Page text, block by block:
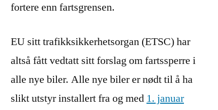
fortere enn fartsgrensen.
EU sitt trafikksikkerhetsorgan (ETSC) har
altså fått vedtatt sitt forslag om fartssperre i
alle nye biler. Alle nye biler er nødt til å ha
slikt utstyr installert fra og med 1. januar